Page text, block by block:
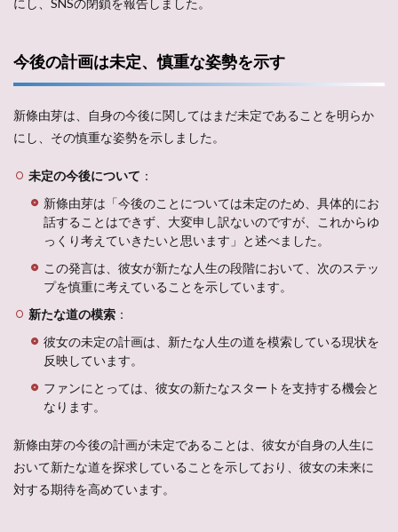
今後の計画は未定、慎重な姿勢を示す
新條由芽は、自身の今後に関してはまだ未定であることを明らか
にし、その慎重な姿勢を示しました。
未定の今後について ：
新條由芽は「今後のことについては未定のため、具体的にお
話することはできず、大変申し訳ないのですが、これからゆ
っくり考えていきたいと思います」と述べました。
この発言は、彼女が新たな人生の段階において、次のステッ
プを慎重に考えていることを示しています。
新たな道の模索 ：
彼女の未定の計画は、新たな人生の道を模索している現状を
反映しています。
ファンにとっては、彼女の新たなスタートを支持する機会と
なります。
新條由芽の今後の計画が未定であることは、彼女が自身の人生に
おいて新たな道を探求していることを示しており、彼女の未来に
対する期待を高めています。